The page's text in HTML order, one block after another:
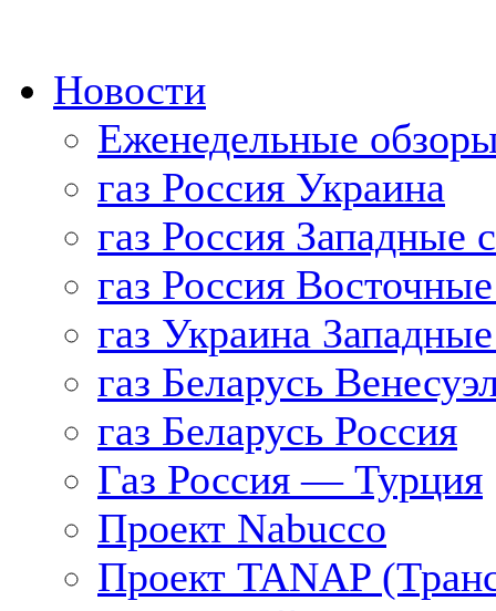
Новости
Еженедельные
газ Россия Украина
газ Россия Западные
газ Россия
газ Украина
газ Беларусь
газ Беларусь Россия
Газ Россия — Турция
Проект Nabucco
Проект TANAP